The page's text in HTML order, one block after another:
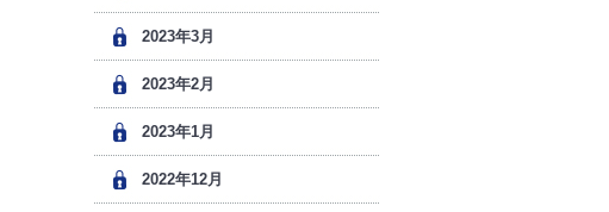
2023年3月
2023年2月
2023年1月
2022年12月